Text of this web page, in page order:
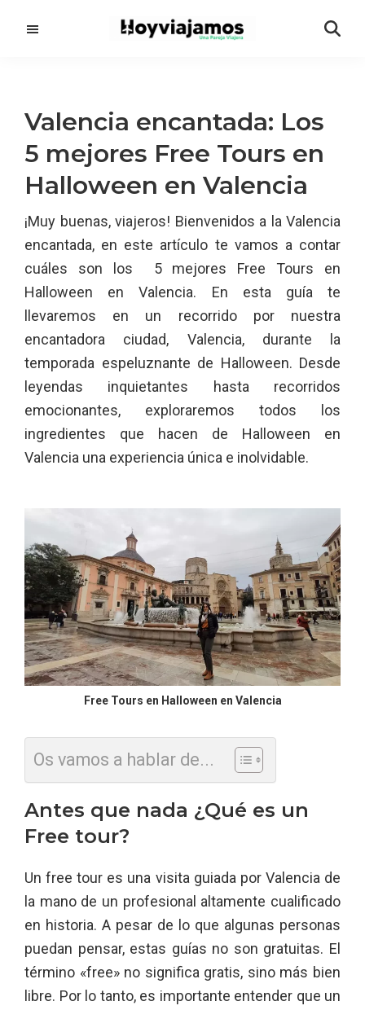
principal
Valencia encantada: Los
5 mejores Free Tours en
Halloween en Valencia
¡Muy buenas, viajeros! Bienvenidos a la Valencia
encantada, en este artículo te vamos a contar
cuáles son los 5 mejores Free Tours en
Halloween en Valencia. En esta guía te
llevaremos en un recorrido por nuestra
encantadora ciudad, Valencia, durante la
temporada espeluznante de Halloween. Desde
leyendas inquietantes hasta recorridos
emocionantes, exploraremos todos los
ingredientes que hacen de Halloween en
Valencia una experiencia única e inolvidable.
Free Tours en Halloween en Valencia
Os vamos a hablar de...
Antes que nada ¿Qué es un
Free tour?
Un free tour es una visita guiada por Valencia de
la mano de un profesional altamente cualificado
en historia. A pesar de lo que algunas personas
puedan pensar, estas guías no son gratuitas. El
término «free» no significa gratis, sino más bien
libre. Por lo tanto, es importante entender que un